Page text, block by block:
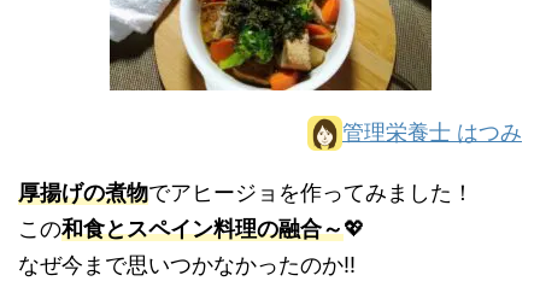
管理栄養士 はつみ
厚揚げの煮物でアヒージョを作ってみました！
この和食とスペイン料理の融合～💖
なぜ今まで思いつかなかったのか!!